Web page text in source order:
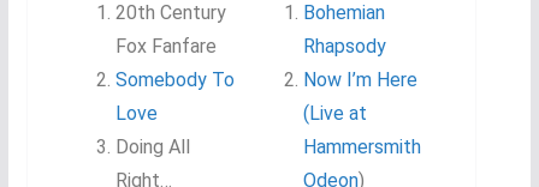
20th Century
Fox Fanfare
Somebody To
Love
Doing All
Right…
Bohemian
Rhapsody
Now I’m Here
(Live at
Hammersmith
Odeon)